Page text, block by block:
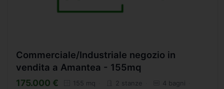
Commerciale/Industriale negozio in
vendita a Amantea - 155mq
175.000 € 155 mq 2 stanze
4 bagni